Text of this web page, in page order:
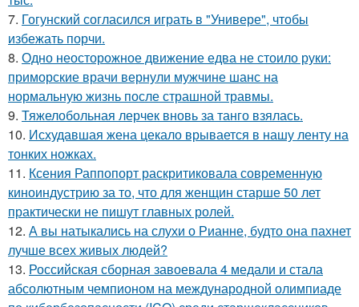
7. Гогунский согласился играть в "Универе", чтобы
избежать порчи.
8. Одно неосторожное движение едва не стоило руки:
приморские врачи вернули мужчине шанс на
нормальную жизнь после страшной травмы.
9. Тяжелобольная лерчек вновь за танго взялась.
10. Исхудавшая жена цекало врывается в нашу ленту на
тонких ножках.
11. Ксения Раппопорт раскритиковала современную
киноиндустрию за то, что для женщин старше 50 лет
практически не пишут главных ролей.
12. А вы натыкались на слухи о Рианне, будто она пахнет
лучше всех живых людей?
13. Российская сборная завоевала 4 медали и стала
абсолютным чемпионом на международной олимпиаде